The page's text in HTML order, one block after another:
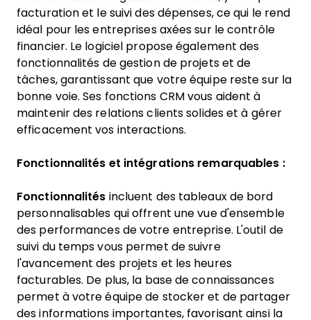
facturation et le suivi des dépenses, ce qui le rend
idéal pour les entreprises axées sur le contrôle
financier. Le logiciel propose également des
fonctionnalités de gestion de projets et de
tâches, garantissant que votre équipe reste sur la
bonne voie. Ses fonctions CRM vous aident à
maintenir des relations clients solides et à gérer
efficacement vos interactions.
Fonctionnalités et intégrations remarquables :
Fonctionnalités incluent des tableaux de bord
personnalisables qui offrent une vue d'ensemble
des performances de votre entreprise. L'outil de
suivi du temps vous permet de suivre
l'avancement des projets et les heures
facturables. De plus, la base de connaissances
permet à votre équipe de stocker et de partager
des informations importantes, favorisant ainsi la